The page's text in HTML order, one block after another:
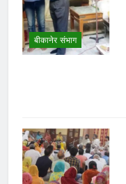
बीकानेर संभाग